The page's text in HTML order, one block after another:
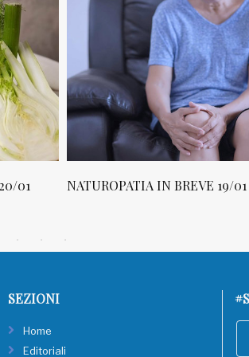
01 NATUROPATIA IN BREVE 19/01
SEZIONI
Home
Editoriali